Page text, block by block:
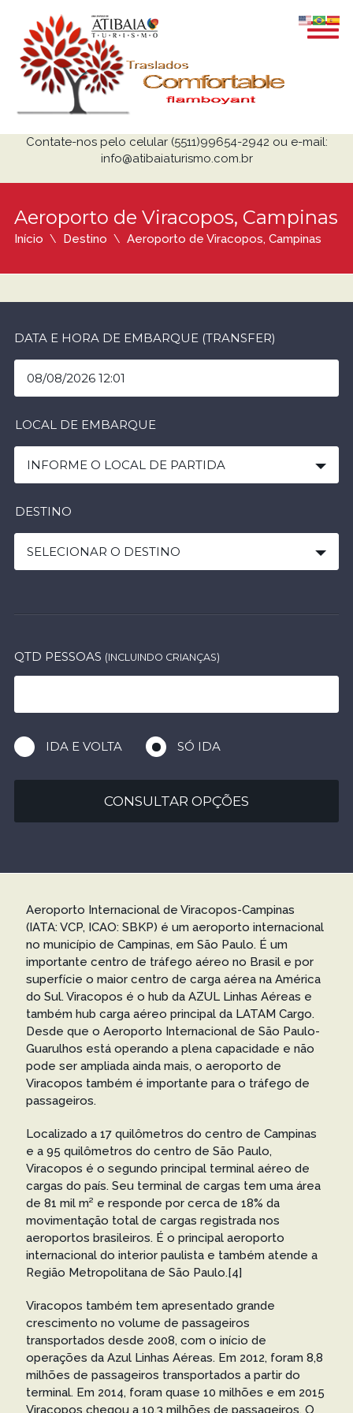
Contate-nos pelo celular (5511)99654-2942 ou e-mail:
info@atibaiaturismo.com.br
Aeroporto de Viracopos, Campinas
Início Destino Aeroporto de Viracopos, Campinas
DATA E HORA DE EMBARQUE (TRANSFER)
LOCAL DE EMBARQUE
INFORME O LOCAL DE PARTIDA
DESTINO
SELECIONAR O DESTINO
QTD PESSOAS (INCLUINDO CRIANÇAS)
IDA E VOLTA SÓ IDA
CONSULTAR OPÇÕES
Aeroporto Internacional de Viracopos-Campinas
(IATA: VCP, ICAO: SBKP) é um aeroporto internacional
no município de Campinas, em São Paulo. É um
importante centro de tráfego aéreo no Brasil e por
superfície o maior centro de carga aérea na América
do Sul. Viracopos é o hub da AZUL Linhas Aéreas e
também hub carga aéreo principal da LATAM Cargo.
Desde que o Aeroporto Internacional de São Paulo-
Guarulhos está operando a plena capacidade e não
pode ser ampliada ainda mais, o aeroporto de
Viracopos também é importante para o tráfego de
passageiros.
Localizado a 17 quilômetros do centro de Campinas
e a 95 quilômetros do centro de São Paulo,
Viracopos é o segundo principal terminal aéreo de
cargas do país. Seu terminal de cargas tem uma área
de 81 mil m² e responde por cerca de 18% da
movimentação total de cargas registrada nos
aeroportos brasileiros. É o principal aeroporto
internacional do interior paulista e também atende a
Região Metropolitana de São Paulo.[4]
Viracopos também tem apresentado grande
crescimento no volume de passageiros
transportados desde 2008, com o início de
operações da Azul Linhas Aéreas. Em 2012, foram 8,8
milhões de passageiros transportados a partir do
terminal. Em 2014, foram quase 10 milhões e em 2015
Viracopos chegou a 10,3 milhões de passageiros. O